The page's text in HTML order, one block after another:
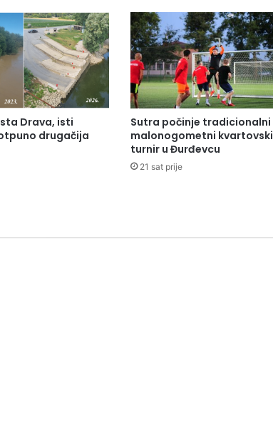
Drava, isti
drugačija
Sutra počinje tradicionalni
malonogometni kvartovski
turnir u Đurđevcu
21 sat prije